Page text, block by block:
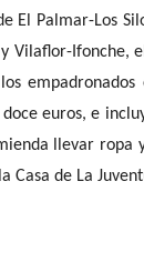
El Palmar-Los
Vilaflor-Ifonche,
euros, e
llevar ropa
de La